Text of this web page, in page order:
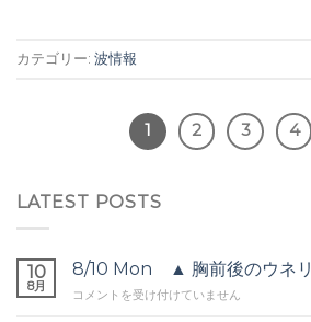
カテゴリー: 波情報
1 2 3 4
LATEST POSTS
10
8月
8/10 Mon ▲ 胸前後のウネリ
8/10
コメントを受け付けていません